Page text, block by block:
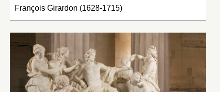
François Girardon (1628-1715)